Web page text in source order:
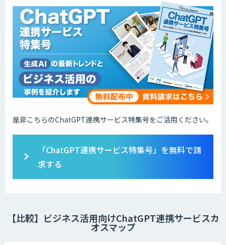
是非こちらのChatGPT連携サービス特集号をご活用ください。
「ChatGPT連携サービス特集号」を無料で請
求する
【比較】ビジネス活用向けChatGPT連携サービスカ
オスマップ